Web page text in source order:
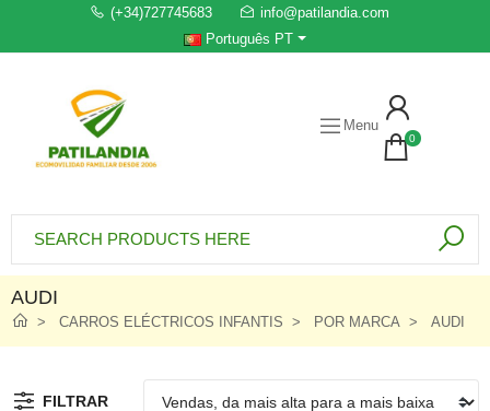
(+34)727745683
info@patilandia.com
Português PT
Menu
0
AUDI
CARROS ELÉCTRICOS INFANTIS POR MARCA AUDI
FILTRAR